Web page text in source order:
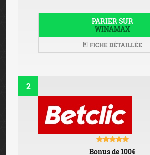
PARIER SUR
WINAMAX
FICHE DÉTAILLÉE
2
Bonus de 100€